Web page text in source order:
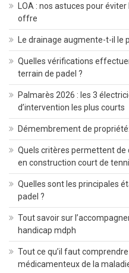
LOA : nos astuces pour
offre
Le drainage augmente-t-il le
Quelles vérifications
terrain de padel ?
Palmarès 2026 : les 3
d’intervention les plus courts
Démembrement de
Quels critères permettent de
en construction court de
Quelles sont les principales
padel ?
Tout savoir sur
handicap mdph
Tout ce qu’il faut
médicamenteux de la